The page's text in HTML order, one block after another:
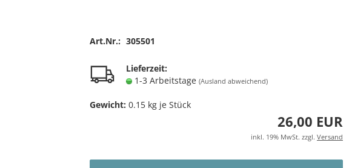
Art.Nr.: 305501
Lieferzeit:
1-3 Arbeitstage (Ausland abweichend)
Gewicht: 0.15 kg je Stück
26,00 EUR
inkl. 19% MwSt. zzgl. Versand